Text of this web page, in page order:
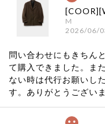
M
2026/06/
問い合わせにもきちん
て購入できました。ま
ない時は代行お願いし
す。ありがとうござい